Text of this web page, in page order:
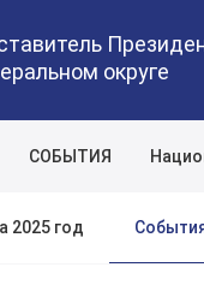
округе
СОБЫТИЯ
2025 год